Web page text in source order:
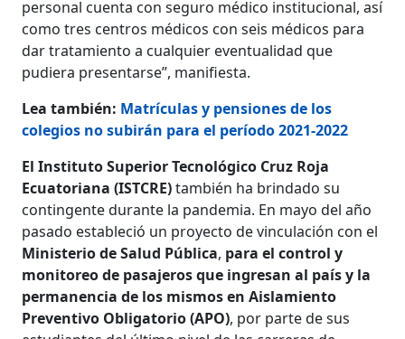
personal cuenta con seguro médico institucional, así
como tres centros médicos con seis médicos para
dar tratamiento a cualquier eventualidad que
pudiera presentarse”, manifiesta.
Lea también: Matrículas y pensiones de los
colegios no subirán para el período 2021-2022
El Instituto Superior Tecnológico Cruz Roja
Ecuatoriana (ISTCRE)también ha brindado su
contingente durante la pandemia. En mayo del año
pasado estableció un proyecto de vinculación con el
Ministerio de Salud Pública, para el control y
monitoreo de pasajeros que ingresan al país y la
permanencia de los mismos en Aislamiento
Preventivo Obligatorio (APO), por parte de sus